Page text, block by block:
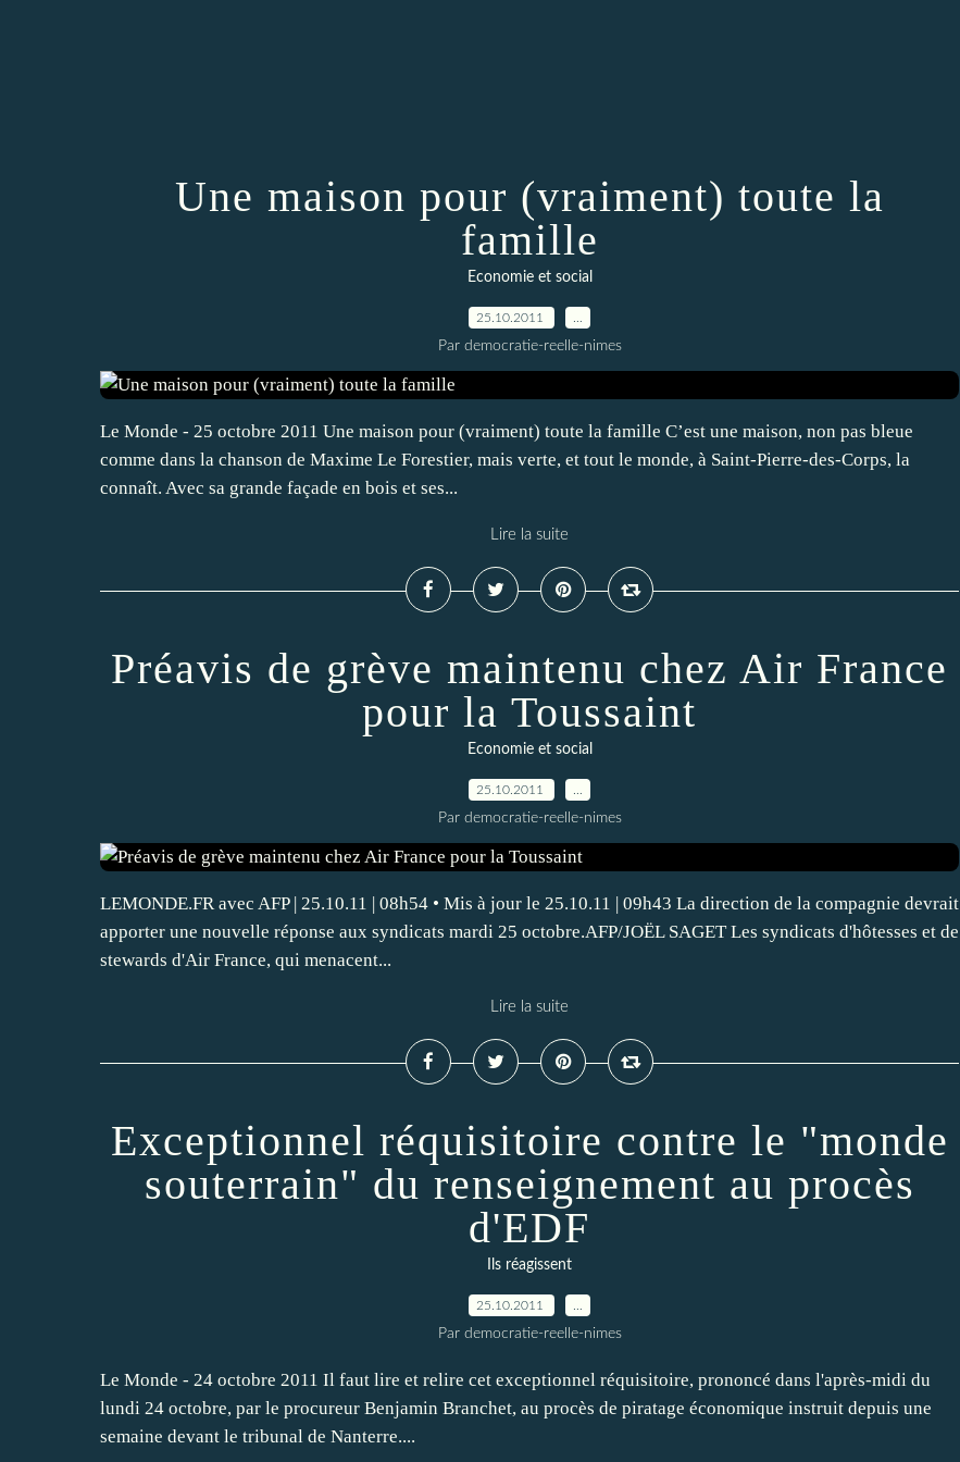
Une maison pour (vraiment) toute la
famille
Economie et social
25.10.2011
Par democratie-reelle-nimes
Le Monde - 25 octobre 2011 Une maison pour (vraiment) toute la famille C’est une maison, non pas bleue
comme dans la chanson de Maxime Le Forestier, mais verte, et tout le monde, à Saint-Pierre-des-Corps, la
connaît. Avec sa grande façade en bois et ses...
Lire la suite
Préavis de grève maintenu chez Air France
pour la Toussaint
Economie et social
25.10.2011
Par democratie-reelle-nimes
LEMONDE.FR avec AFP | 25.10.11 | 08h54 • Mis à jour le 25.10.11 | 09h43 La direction de la compagnie devrait
apporter une nouvelle réponse aux syndicats mardi 25 octobre.AFP/JOËL SAGET Les syndicats d'hôtesses et de
stewards d'Air France, qui menacent...
Lire la suite
Exceptionnel réquisitoire contre le "monde
souterrain" du renseignement au procès
d'EDF
Ils réagissent
25.10.2011
Par democratie-reelle-nimes
Le Monde - 24 octobre 2011 Il faut lire et relire cet exceptionnel réquisitoire, prononcé dans l'après-midi du
lundi 24 octobre, par le procureur Benjamin Branchet, au procès de piratage économique instruit depuis une
semaine devant le tribunal de Nanterre....